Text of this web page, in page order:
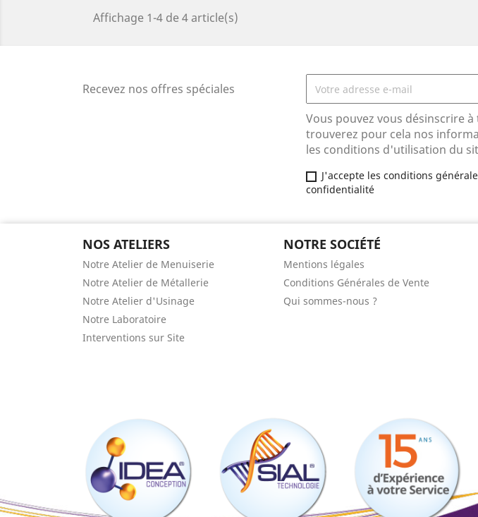
Affichage 1-4 de 4 article(s)
Recevez nos offres spéciales
Vous pouvez vous désinscrire
trouverez pour cela nos
les conditions d'utilisation du
J'accepte les conditions
confidentialité
NOS ATELIERS
Notre Atelier de Menuiserie
Notre Atelier de Métallerie
Notre Atelier d'Usinage
Notre Laboratoire
Interventions sur Site
NOTRE SOCIÉTÉ
Mentions légales
Conditions Générales de Vente
Qui sommes-nous ?